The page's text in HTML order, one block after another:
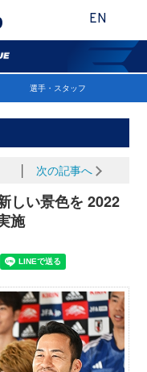
EN
選手・スタッフ
次の記事へ
しい景色を 2022
施